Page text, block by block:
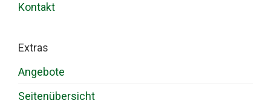
Kontakt
Extras
Angebote
Seitenübersicht